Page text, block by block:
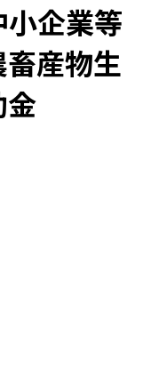
企業等
産物生
金